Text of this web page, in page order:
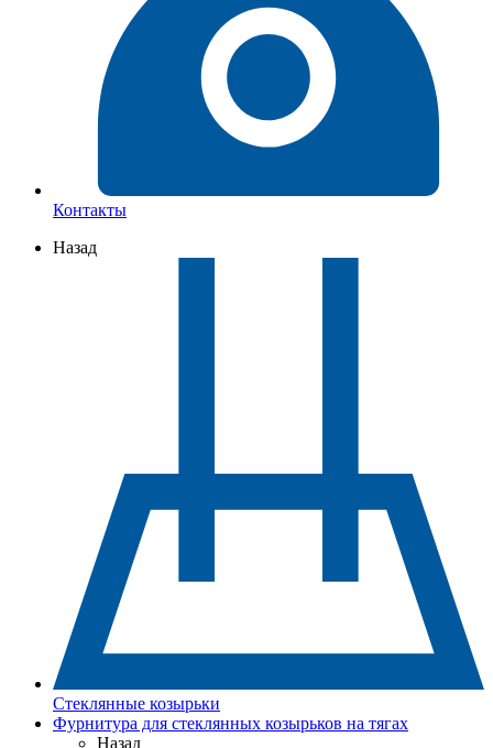
Контакты
Назад
Стеклянные козырьки
Фурнитура для стеклянных козырьков на тягах
Назад